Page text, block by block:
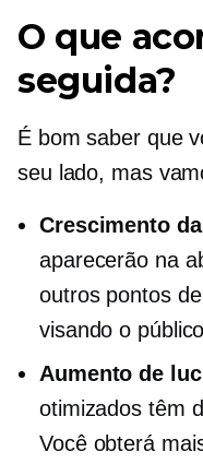
O que
seguida?
É bom saber que
seu lado, mas
Crescimento
aparecerão na
outros pontos
visando o
Aumento de
otimizados têm
Você obterá